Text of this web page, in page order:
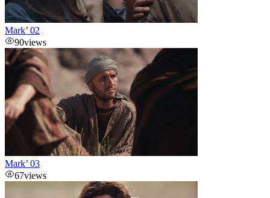
Mark’ 02
90views
Mark’ 03
67views